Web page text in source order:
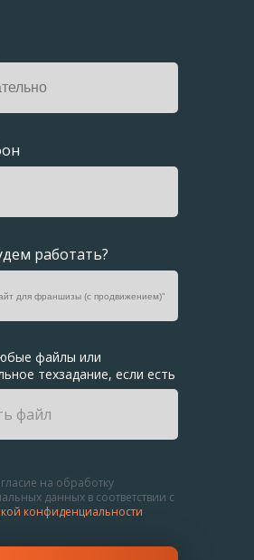
работать?
файлы или
техзадание, если есть
файл
на обработку
данных в соответствии с
конфиденциальности